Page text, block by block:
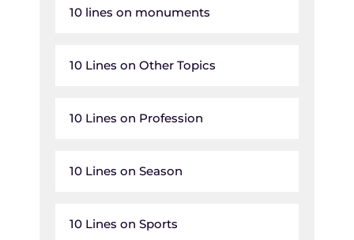
10 lines on monuments
10 Lines on Other Topics
10 Lines on Profession
10 Lines on Season
10 Lines on Sports